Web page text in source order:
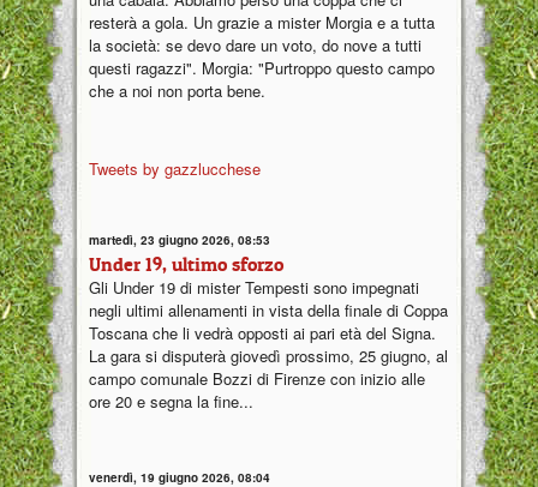
resterà a gola. Un grazie a mister Morgia e a tutta
la società: se devo dare un voto, do nove a tutti
questi ragazzi". Morgia: "Purtroppo questo campo
che a noi non porta bene.
Tweets by gazzlucchese
martedì, 23 giugno 2026, 08:53
Under 19, ultimo sforzo
Gli Under 19 di mister Tempesti sono impegnati
negli ultimi allenamenti in vista della finale di Coppa
Toscana che li vedrà opposti ai pari età del Signa.
La gara si disputerà giovedì prossimo, 25 giugno, al
campo comunale Bozzi di Firenze con inizio alle
ore 20 e segna la fine...
venerdì, 19 giugno 2026, 08:04